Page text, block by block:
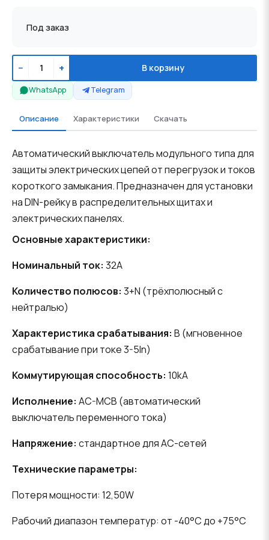
Под заказ
− + В корзину
WhatsApp Telegram
Описание Характеристики Скачать
Автоматический выключатель модульного типа для
защиты электрических цепей от перегрузок и токов
короткого замыкания. Предназначен для установки
на DIN-рейку в распределительных щитах и
электрических панелях.
Основные характеристики:
Номинальный ток: 32A
Количество полюсов: 3+N (трёхполюсный с
нейтралью)
Характеристика срабатывания: B (мгновенное
срабатывание при токе 3-5In)
Коммутирующая способность: 10kA
Исполнение: AC-MCB (автоматический
выключатель переменного тока)
Напряжение: стандартное для AC-сетей
Технические параметры:
Потеря мощности: 12,50W
Рабочий диапазон температур: от -40°C до +75°C